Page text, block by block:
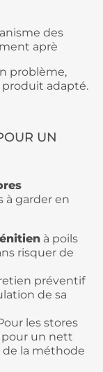
des
aprè
problème,
produit adapté.
UN
à garder en
à poils
risquer de
préventif
de sa
les stores
pour un nett
de la méthode